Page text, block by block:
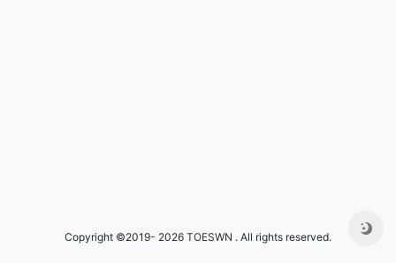
Copyright ©2019- 2026 TOESWN . All rights reserved.